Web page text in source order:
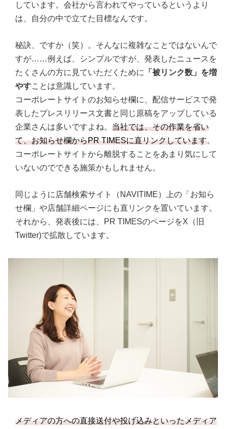
しています。会社から言われてやっているというより
は、自分の中で立てた目標なんです。
秘訣、ですか（笑）。そんなに複雑なことではないんで
すが……例えば、シンプルですが、発表したニュースを
たくさんの方に見ていただくために
「被リンク数」を増
やすことは意識しています。
コーポレートサイトのお知らせ欄に、配信サービスで発
表したプレスリリース文書と同じ原稿をアップしている
企業さんは多いですよね。 当社では、その作業を省い
て、お知らせ欄からPR TIMESに直リンクしています。
コーポレートサイトから離脱することをあまり気にして
いないのでできる施策かもしれません。
同じように店舗検索サイト（NAVITIME）上の「お知ら
せ欄」や店舗詳細ページにも直リンクを置いています。
それから、発表後には、PR TIMESのページをX（旧
Twitter)で拡散しています。
メディアの方への直接送付や投げ込みといったメディア